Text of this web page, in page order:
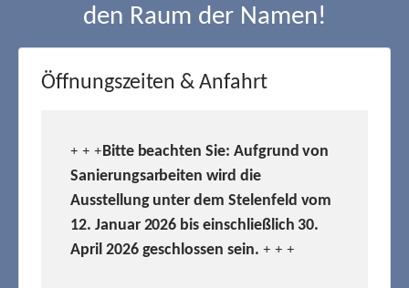
den Raum der Namen!
Öffnungszeiten & Anfahrt
+ + +Bitte beachten Sie: Aufgrund von
Sanierungsarbeiten wird die
Ausstellung unter dem Stelenfeld vom
12. Januar 2026 bis einschließlich 30.
April 2026 geschlossen sein. + + +